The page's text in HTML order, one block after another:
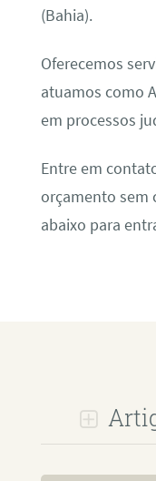
(Bahia).
Oferecemos
atuamos como
em processos
Entre em
orçamento sem
abaixo para